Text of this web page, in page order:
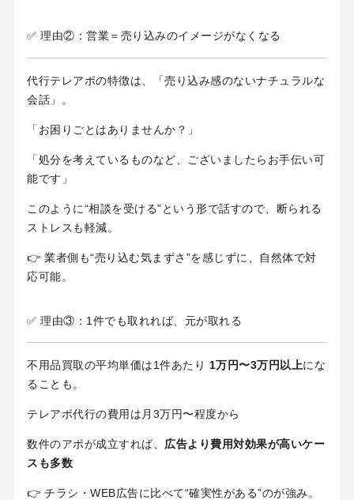
✅ 理由②：営業＝売り込みのイメージがなくなる
代行テレアポの特徴は、「売り込み感のないナチュラルな
会話」。
「お困りごとはありませんか？」
「処分を考えているものなど、ございましたらお手伝い可
能です」
このように“相談を受ける”という形で話すので、断られる
ストレスも軽減。
👉 業者側も“売り込む気まずさ”を感じずに、自然体で対
応可能。
✅ 理由③：1件でも取れれば、元が取れる
不用品買取の平均単価は1件あたり 1万円〜3万円以上にな
ることも。
テレアポ代行の費用は月3万円〜程度から
数件のアポが成立すれば、 広告より費用対効果が高いケー
スも多数
👉 チラシ・WEB広告に比べて“確実性がある”のが強み。